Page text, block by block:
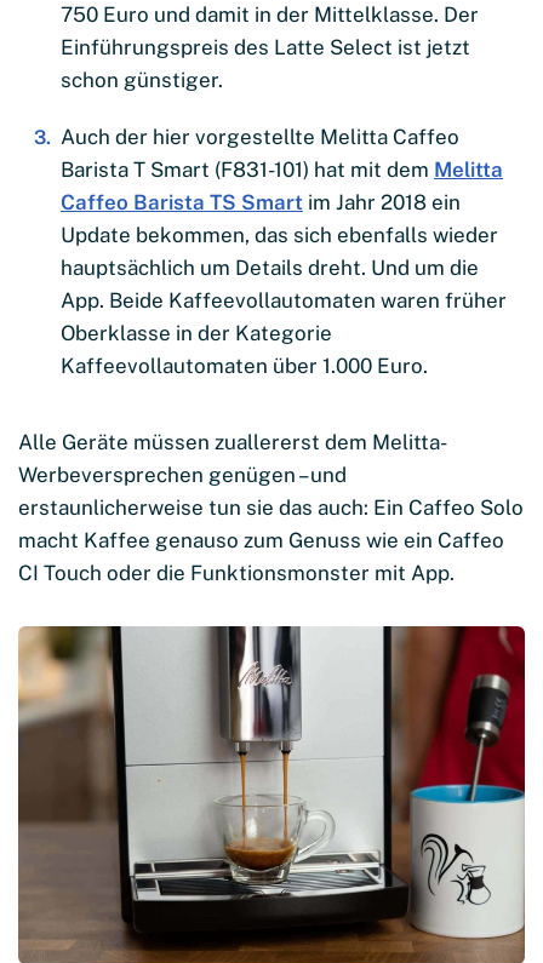
750 Euro und damit in der Mittelklasse. Der
Einführungspreis des Latte Select ist jetzt
schon günstiger.
Auch der hier vorgestellte Melitta Caffeo
Barista T Smart (F831-101) hat mit dem Melitta
Caffeo Barista TS Smart im Jahr 2018 ein
Update bekommen, das sich ebenfalls wieder
hauptsächlich um Details dreht. Und um die
App. Beide Kaffeevollautomaten waren früher
Oberklasse in der Kategorie
Kaffeevollautomaten über 1.000 Euro.
Alle Geräte müssen zuallererst dem Melitta-
Werbeversprechen genügen – und
erstaunlicherweise tun sie das auch: Ein Caffeo Solo
macht Kaffee genauso zum Genuss wie ein Caffeo
CI Touch oder die Funktionsmonster mit App.